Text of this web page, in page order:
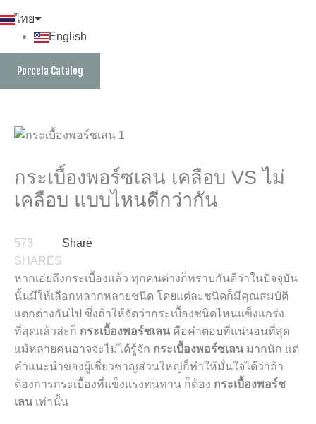
ไทย
English
Porcela Catalog
กระเบื้องพอร์ซเลน เคลือบ VS ไม่
เคลือบ แบบไหนดีกว่ากัน
573
SHARES
Share
หากเอ่ยถึงกระเบื้องแล้ว ทุกคนต่างก็ทราบกันดีว่าในปัจจุบัน
นั้นมีให้เลือกหลากหลายชนิด โดยแต่ละชนิดก็มีคุณสมบัติ
แตกต่างกันไป ซึ่งถ้าให้จัดว่ากระเบื้องชนิดไหนแข็งแกร่ง
ที่สุดแล้วล่ะก็ กระเบื้องพอร์ซเลน คือคำตอบที่แน่นอนที่สุด
แม้หลายคนอาจจะไม่ได้รู้จัก กระเบื้องพอร์ซเลน มากนัก แต่
คำแนะนำของผู้เชี่ยวชาญส่วนใหญ่ก็ทำให้มั่นใจได้ว่าถ้า
ต้องการกระเบื้องที่แข็งแรงทนทาน ก็ต้อง กระเบื้องพอร์ซ
เลน เท่านั้น